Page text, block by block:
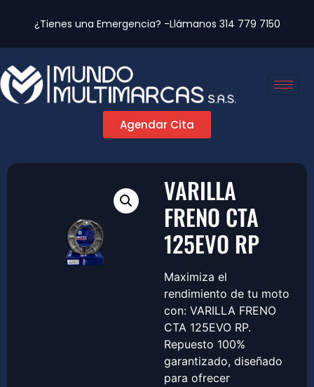
¿Tienes una Emergencia? -Llámanos 314 779 7150
Agendar Cita
VARILLA
FRENO CTA
125EVO RP
Maximiza el
rendimiento de tu moto
con: VARILLA FRENO
CTA 125EVO RP.
Repuesto 100%
garantizado, diseñado
para ofrecer